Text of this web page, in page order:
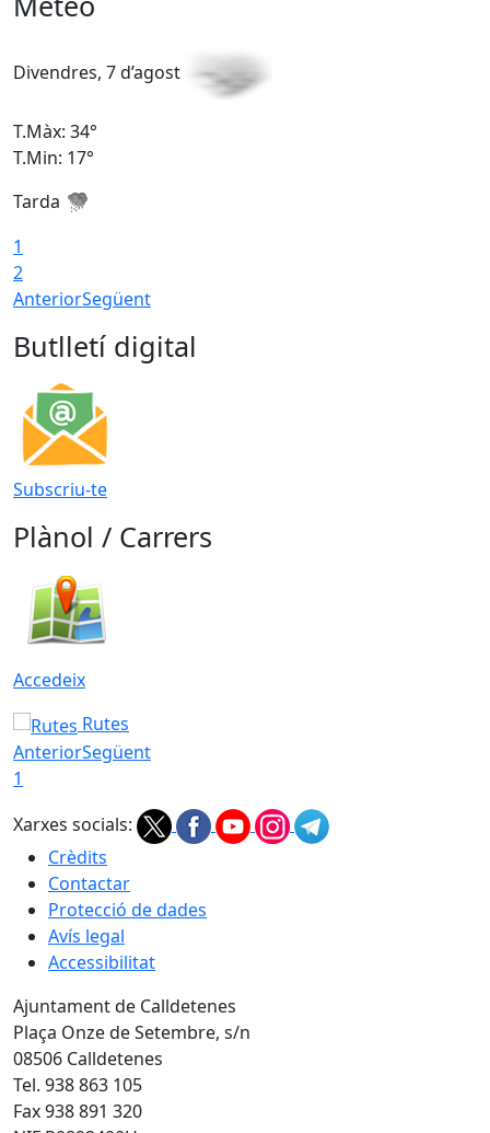
Divendres, 7 d’agost
T.Màx: 34°
T.Min: 17°
Tarda
1
2
AnteriorSegüent
Butlletí digital
Subscriu-te
Plànol / Carrers
Accedeix
Rutes
AnteriorSegüent
1
Xarxes socials:
Crèdits
Contactar
Protecció de dades
Avís legal
Accessibilitat
Ajuntament de Calldetenes
Plaça Onze de Setembre, s/n
08506 Calldetenes
Tel. 938 863 105
Fax 938 891 320